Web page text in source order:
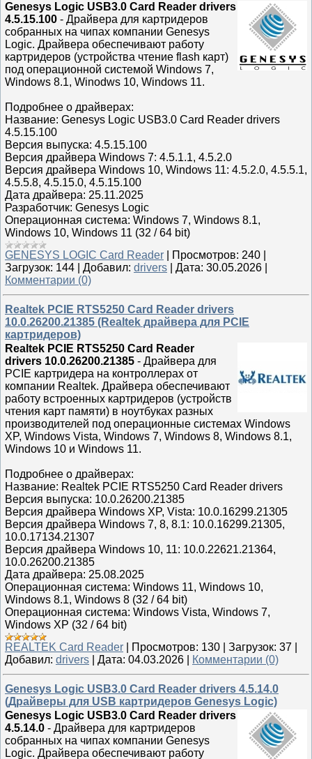
Genesys Logic USB3.0 Card Reader drivers
4.5.15.100 - Драйвера для картридеров
собранных на чипах компании Genesys
Logic. Драйвера обеспечивают работу
картридеров (устройства чтение flash карт)
под операционной системой Windows 7,
Windows 8.1, Winodws 10, Windows 11.
Подробнее о драйверах:
Название: Genesys Logic USB3.0 Card Reader drivers
4.5.15.100
Версия выпуска: 4.5.15.100
Версия драйвера Windows 7: 4.5.1.1, 4.5.2.0
Версия драйвера Windows 10, Windows 11: 4.5.2.0, 4.5.5.1,
4.5.5.8, 4.5.15.0, 4.5.15.100
Дата драйвера: 25.11.2025
Разработчик: Genesys Logic
Операционная система: Windows 7, Windows 8.1,
Windows 10, Windows 11 (32 / 64 bit)
GENESYS LOGIC Card Reader
Просмотров: 240
Загрузок: 144 Добавил: drivers Дата: 30.05.2026
Комментарии (0)
Realtek PCIE RTS5250 Card Reader drivers
10.0.26200.21385 (Realtek драйвера для PCIE
картридеров)
Realtek PCIE RTS5250 Card Reader
drivers 10.0.26200.21385 - Драйвера для
PCIE картридера на контроллерах от
компании Realtek. Драйвера обеспечивают
работу встроенных картридеров (устройств
чтения карт памяти) в ноутбуках разных
производителей под операционные системах Windows
XP, Windows Vista, Windows 7, Windows 8, Windows 8.1,
Windows 10 и Windows 11.
Подробнее о драйверах:
Название: Realtek PCIE RTS5250 Card Reader drivers
Версия выпуска: 10.0.26200.21385
Версия драйвера Windows XP, Vista: 10.0.16299.21305
Версия драйвера Windows 7, 8, 8.1: 10.0.16299.21305,
10.0.17134.21307
Версия драйвера Windows 10, 11: 10.0.22621.21364,
10.0.26200.21385
Дата драйвера: 25.08.2025
Операционная система: Windows 11, Windows 10,
Windows 8.1, Windows 8 (32 / 64 bit)
Операционная система: Windows Vista, Windows 7,
Windows XP (32 / 64 bit)
REALTEK Card Reader
Просмотров: 130 Загрузок: 37
Добавил: drivers Дата: 04.03.2026 Комментарии (0)
Genesys Logic USB3.0 Card Reader drivers 4.5.14.0
(Драйверы для USB картридеров Genesys Logic)
Genesys Logic USB3.0 Card Reader drivers
4.5.14.0 - Драйвера для картридеров
собранных на чипах компании Genesys
Logic. Драйвера обеспечивают работу